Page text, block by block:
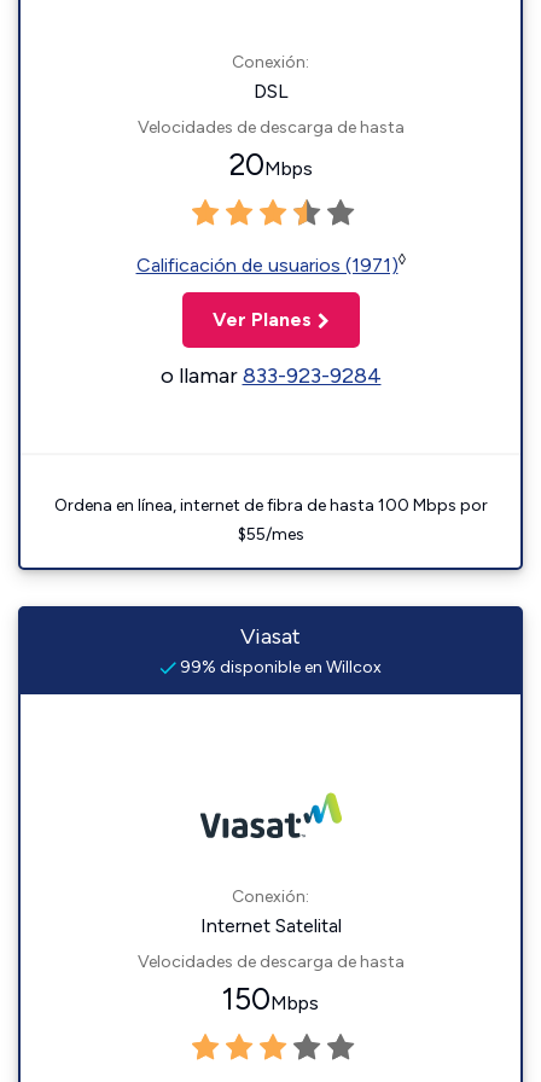
Conexión:
DSL
Velocidades de descarga de hasta
20Mbps
Calificación de usuarios (1971)◊
Ver Planes
o llamar833-923-9284
Ordena en línea, internet de fibra de hasta 100 Mbps por
$55/mes
Viasat
99% disponible en Willcox
Conexión:
Internet Satelital
Velocidades de descarga de hasta
150Mbps